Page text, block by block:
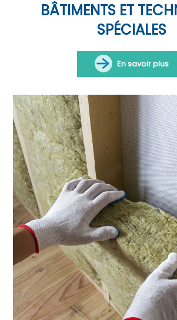
BÂTIMENTS ET
SPÉCIALES
En savoir plus